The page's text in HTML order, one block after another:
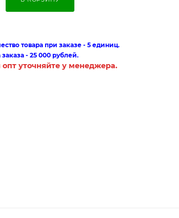
товара при заказе - 5 единиц.
- 25 000 рублей.
уточняйте у менеджера.